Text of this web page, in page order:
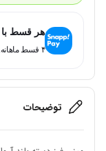
هر قسط
۴ قسط ماهانه. بدون سود، چک و ضامن.
توضیحات